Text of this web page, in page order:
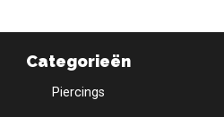
Categorieën
Piercings